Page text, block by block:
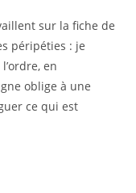
sur la fiche de
péripéties : je
en
oblige à une
ce qui est